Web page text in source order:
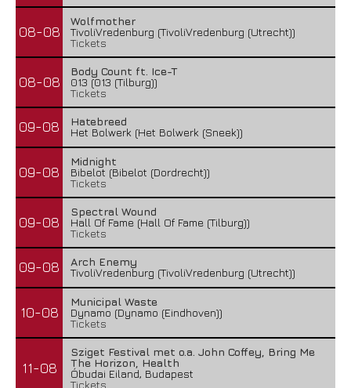
08-08
Wolfmother
TivoliVredenburg (TivoliVredenburg (Utrecht))
Tickets
08-08
Body Count ft. Ice-T
013 (013 (Tilburg))
Tickets
09-08
Hatebreed
Het Bolwerk (Het Bolwerk (Sneek))
09-08
Midnight
Bibelot (Bibelot (Dordrecht))
Tickets
09-08
Spectral Wound
Hall Of Fame (Hall Of Fame (Tilburg))
Tickets
09-08
Arch Enemy
TivoliVredenburg (TivoliVredenburg (Utrecht))
10-08
Municipal Waste
Dynamo (Dynamo (Eindhoven))
Tickets
11-08
Sziget Festival met o.a. John Coffey, Bring Me
The Horizon, Health
Óbudai Eiland, Budapest
Tickets